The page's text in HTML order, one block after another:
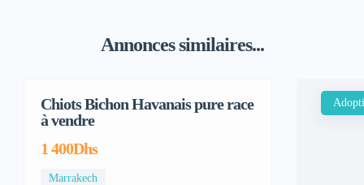
Annonces similaires...
Chiots Bichon Havanais pure race
à vendre
1 400Dhs
Marrakech